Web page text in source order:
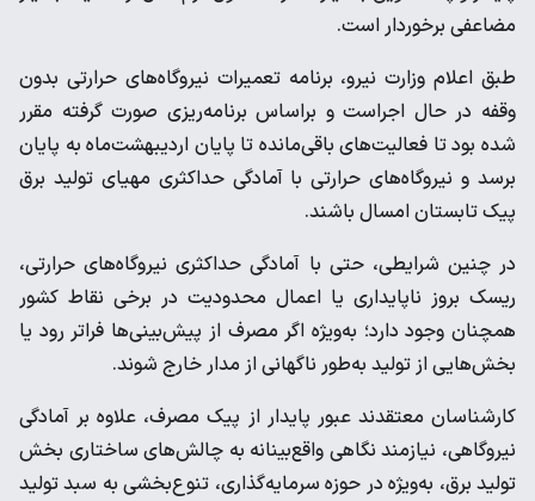
مضاعفی برخوردار است.
طبق اعلام وزارت نیرو، برنامه‌ تعمیرات نیروگاه‌های حرارتی بدون
وقفه در حال اجراست و براساس برنامه‌ریزی صورت گرفته مقرر
شده بود تا فعالیت‌های باقی‌مانده تا پایان اردیبهشت‌ماه به پایان
برسد و نیروگاه‌های حرارتی با آمادگی حداکثری مهیای تولید برق
پیک تابستان امسال باشند.
در چنین شرایطی، حتی با آمادگی حداکثری نیروگاه‌های حرارتی،
ریسک بروز ناپایداری یا اعمال محدودیت در برخی نقاط کشور
همچنان وجود دارد؛ به‌ویژه اگر مصرف از پیش‌بینی‌ها فراتر رود یا
بخش‌هایی از تولید به‌طور ناگهانی از مدار خارج شوند.
کارشناسان معتقدند عبور پایدار از پیک مصرف، علاوه بر آمادگی
نیروگاهی، نیازمند نگاهی واقع‌بینانه به چالش‌های ساختاری بخش
تولید برق، به‌ویژه در حوزه سرمایه‌گذاری، تنوع‌بخشی به سبد تولید